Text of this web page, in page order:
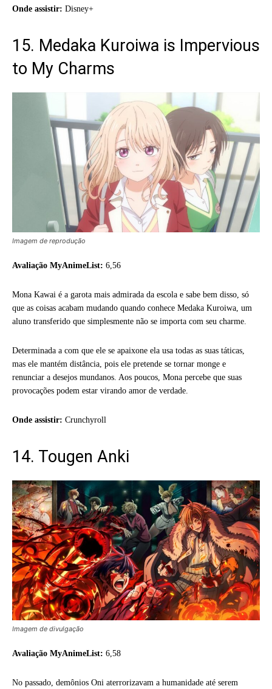
Onde assistir: Disney+
15. Medaka Kuroiwa is Impervious
to My Charms
Imagem de reprodução
Avaliação MyAnimeList: 6,56
Mona Kawai é a garota mais admirada da escola e sabe bem disso, só
que as coisas acabam mudando quando conhece Medaka Kuroiwa, um
aluno transferido que simplesmente não se importa com seu charme.
Determinada a com que ele se apaixone ela usa todas as suas táticas,
mas ele mantém distância, pois ele pretende se tornar monge e
renunciar a desejos mundanos. Aos poucos, Mona percebe que suas
provocações podem estar virando amor de verdade.
Onde assistir: Crunchyroll
14. Tougen Anki
Imagem de divulgação
Avaliação MyAnimeList: 6,58
No passado, demônios Oni aterrorizavam a humanidade até serem